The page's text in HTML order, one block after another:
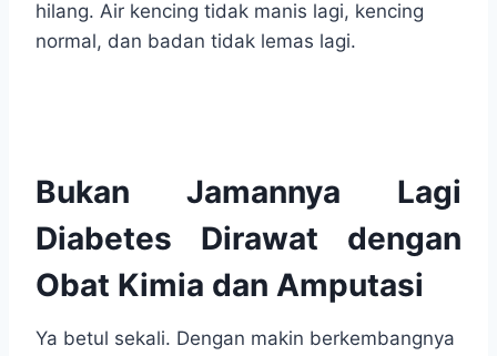
hilang. Air kencing tidak manis lagi, kencing
normal, dan badan tidak lemas lagi.
Bukan Jamannya Lagi
Diabetes Dirawat dengan
Obat Kimia dan Amputasi
Ya betul sekali. Dengan makin berkembangnya